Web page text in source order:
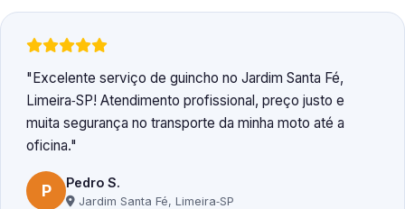
Excelente serviço de guincho no Jardim Santa Fé,
Limeira‑SP! Atendimento profissional, preço justo e
muita segurança no transporte da minha moto até a
oficina.
P Pedro S.
Jardim Santa Fé, Limeira‑SP